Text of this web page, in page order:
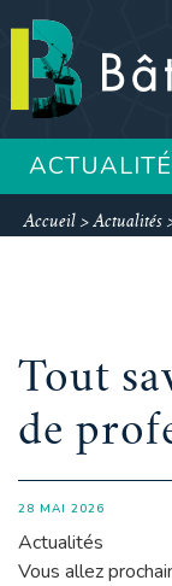
ACTUALITÉ
Accueil >Actualités
Tout
de
28 MAI 2026
Actualités
Vous allez